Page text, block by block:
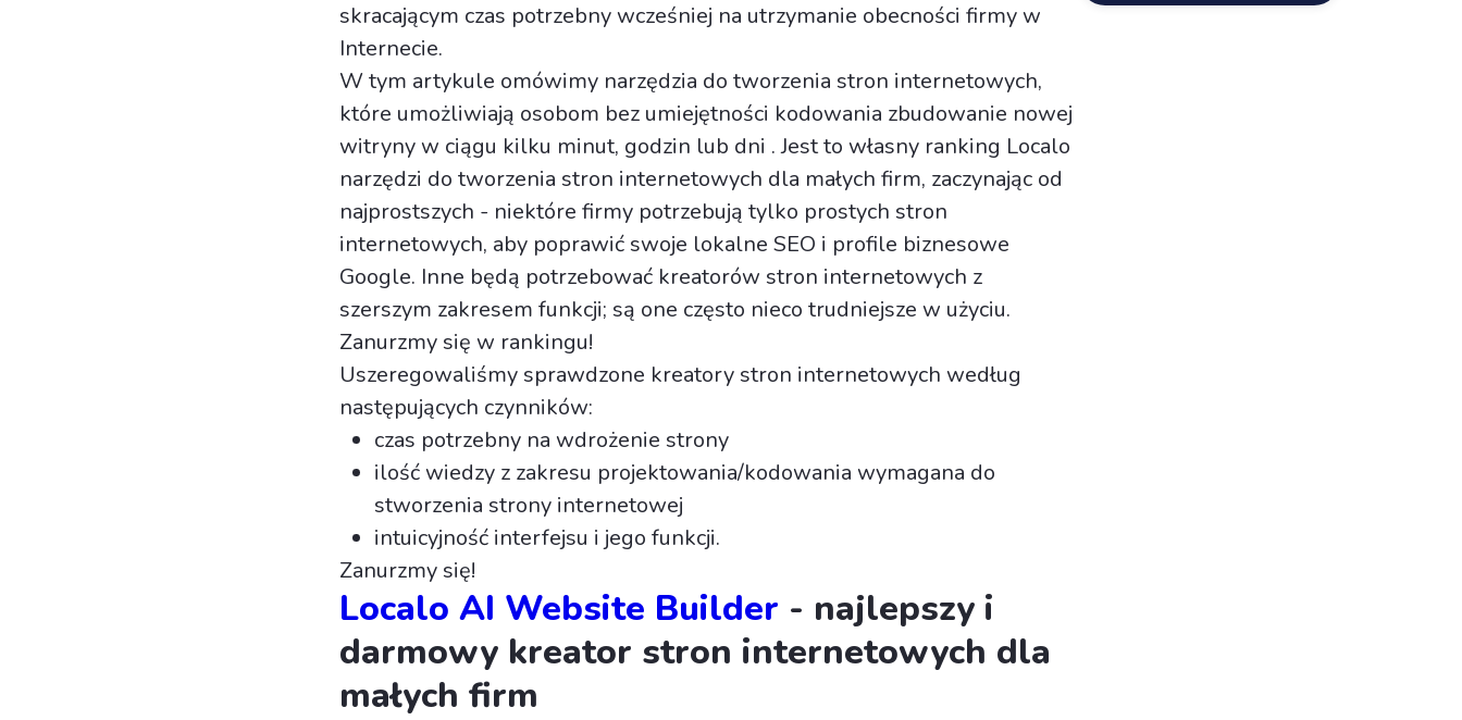
skracającym czas potrzebny wcześniej na utrzymanie obecności firmy w
Internecie.
W tym artykule omówimy narzędzia do tworzenia stron internetowych,
które umożliwiają osobom bez umiejętności kodowania zbudowanie nowej
witryny w ciągu kilku minut, godzin lub dni . Jest to własny ranking Localo
narzędzi do tworzenia stron internetowych dla małych firm, zaczynając od
najprostszych - niektóre firmy potrzebują tylko prostych stron
internetowych, aby poprawić swoje lokalne SEO i profile biznesowe
Google. Inne będą potrzebować kreatorów stron internetowych z
szerszym zakresem funkcji; są one często nieco trudniejsze w użyciu.
Zanurzmy się w rankingu!
Uszeregowaliśmy sprawdzone kreatory stron internetowych według
następujących czynników:
czas potrzebny na wdrożenie strony
ilość wiedzy z zakresu projektowania/kodowania wymagana do
stworzenia strony internetowej
intuicyjność interfejsu i jego funkcji.
Zanurzmy się!
Localo AI Website Builder - najlepszy i
darmowy kreator stron internetowych dla
małych firm